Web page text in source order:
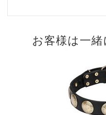
お客様は一